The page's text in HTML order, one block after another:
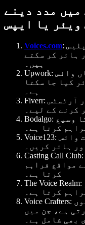
میں مدد دینے
Voices.com: وائس اوور آرٹسٹس کی مارکیٹ پلیس
ہائر کر سکتے
ہیں۔
Upwork: فری لانسنگ پلیٹ فارم، جہاں وائس
کیا جا سکتا
ہے۔
Fiverr: مناسب ریٹس پر فری لانس وائس اوور آرٹسٹس
کرنے کے لیے۔
Bodalgo: بین الاقوامی وائس اوور آرٹسٹس کا وسیع
کرتا ہے۔
Voice123: ایجنسی فیس کے بغیر براہِ راست وائس
ہائر کریں۔
Casting Call Club: آن لائن پلیٹ فارم جو مختلف
مواقع فراہم
کرتا ہے۔
The Voice Realm: صرف تجربہ کار پرو وائس اوور
کرتا ہے۔
Voice Crafters: ملٹی لنگوئل ایجنسی جو کئی زبانوں
ہے، جن میں
بھی شامل ہے۔